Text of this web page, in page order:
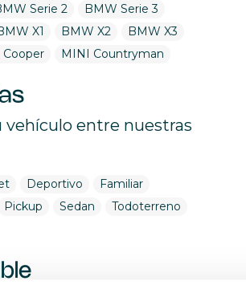
Serie 2
BMW Serie 3
X1 BMW X2
BMW X3
MINI Countryman
vehículo entre nuestras
Deportivo
Familiar
Pickup Sedan
Todoterreno